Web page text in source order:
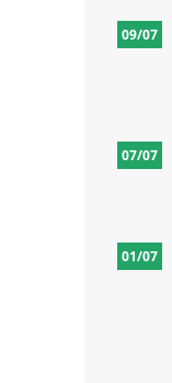
09/07
07/07
01/07